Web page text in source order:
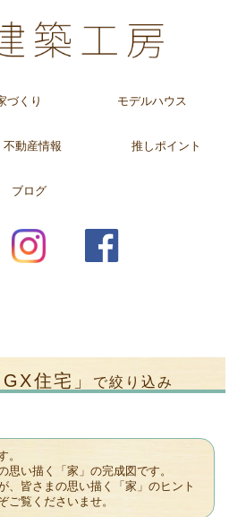
づくり モデルハウス
不動産情報 推しポイント
ブログ
住宅」 で絞り込み
。
思い描く「家」の完成図です。
、皆さまの思い描く「家」のヒント
ご覧くださいませ。